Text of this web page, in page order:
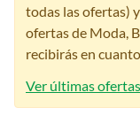
todas las ofertas) y
ofertas de Moda,
recibirás en
Ver últimas